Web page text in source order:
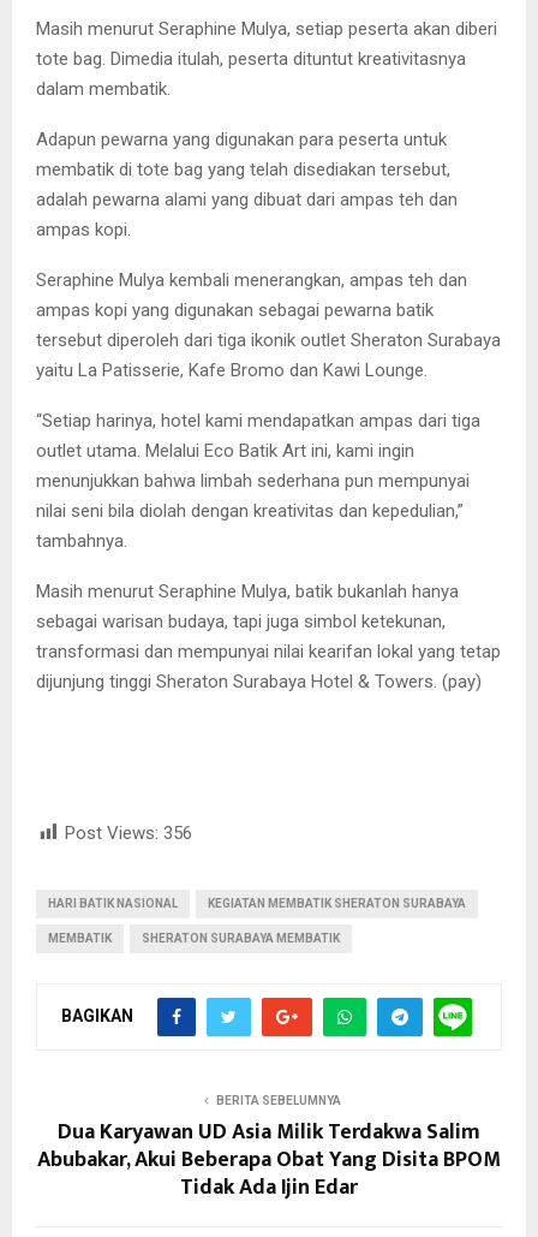
Masih menurut Seraphine Mulya, setiap peserta akan diberi
tote bag. Dimedia itulah, peserta dituntut kreativitasnya
dalam membatik.
Adapun pewarna yang digunakan para peserta untuk
membatik di tote bag yang telah disediakan tersebut,
adalah pewarna alami yang dibuat dari ampas teh dan
ampas kopi.
Seraphine Mulya kembali menerangkan, ampas teh dan
ampas kopi yang digunakan sebagai pewarna batik
tersebut diperoleh dari tiga ikonik outlet Sheraton Surabaya
yaitu La Patisserie, Kafe Bromo dan Kawi Lounge.
“Setiap harinya, hotel kami mendapatkan ampas dari tiga
outlet utama. Melalui Eco Batik Art ini, kami ingin
menunjukkan bahwa limbah sederhana pun mempunyai
nilai seni bila diolah dengan kreativitas dan kepedulian,”
tambahnya.
Masih menurut Seraphine Mulya, batik bukanlah hanya
sebagai warisan budaya, tapi juga simbol ketekunan,
transformasi dan mempunyai nilai kearifan lokal yang tetap
dijunjung tinggi Sheraton Surabaya Hotel & Towers. (pay)
Post Views: 356
HARI BATIK NASIONAL KEGIATAN MEMBATIK SHERATON SURABAYA
MEMBATIK SHERATON SURABAYA MEMBATIK
BAGIKAN
BERITA SEBELUMNYA
Dua Karyawan UD Asia Milik Terdakwa Salim
Abubakar, Akui Beberapa Obat Yang Disita BPOM
Tidak Ada Ijin Edar